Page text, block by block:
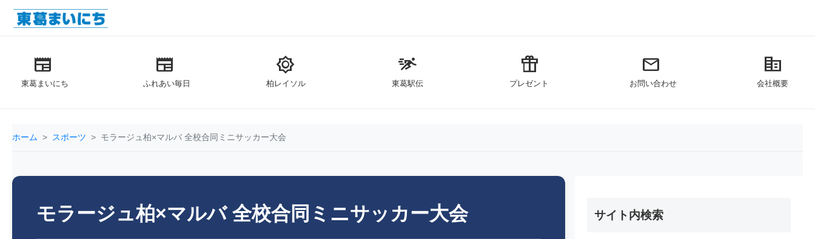
newspaper
東葛まいにち
newspaper
ふれあい毎日
brightness_5
柏レイソル
sprint
東葛駅伝
featured_seasonal_and_gifts
プレゼント
mail
お問い合わせ
corporate_fare
会社概要
ホーム スポーツ モラージュ柏×マルバ 全校合同ミニサッカー大会
モラージュ柏×マルバ 全校合同ミニサッカー大会 サイト内検索